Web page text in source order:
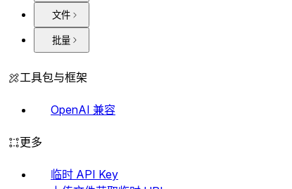
文件
批量
工具包与框架
OpenAI 兼容
更多
临时 API Key